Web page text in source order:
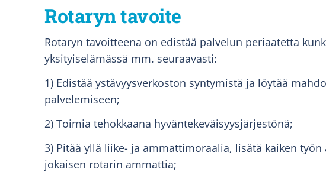
Rotaryn tavoite
Rotaryn tavoitteena on edistää palvelun periaatetta
yksityiselämässä mm. seuraavasti:
1) Edistää ystävyysverkoston syntymistä ja löytää
palvelemiseen;
2) Toimia tehokkaana hyväntekeväisyysjärjestönä;
3) Pitää yllä liike- ja ammattimoraalia, lisätä kaiken
jokaisen rotarin ammattia;